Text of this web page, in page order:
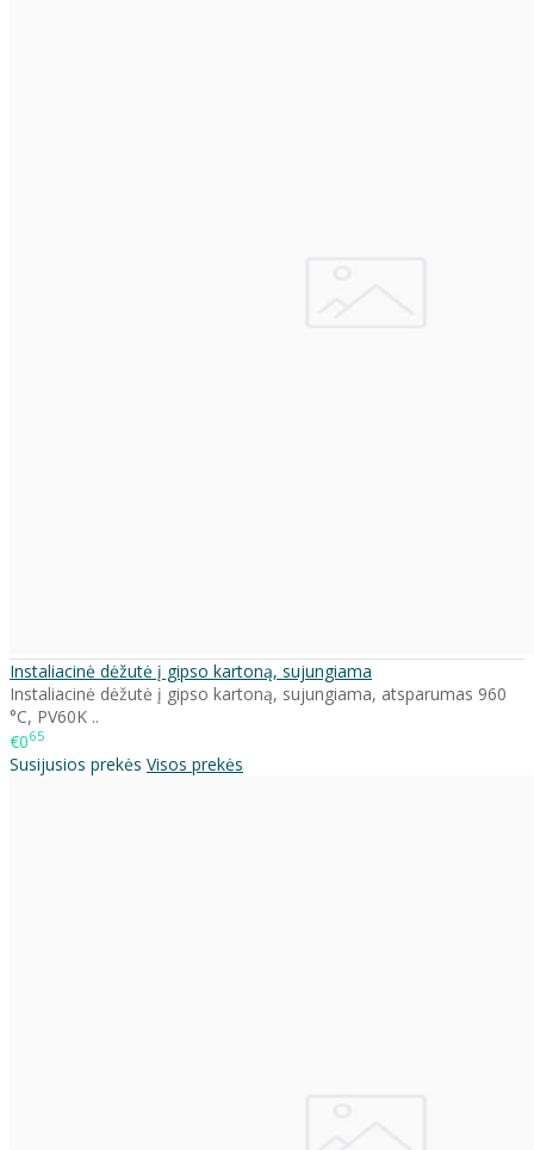
Instaliacinė dėžutė į gipso kartoną, sujungiama
Instaliacinė dėžutė į gipso kartoną, sujungiama, atsparumas 960
°C, PV60K ..
€065
Susijusios prekės Visos prekės